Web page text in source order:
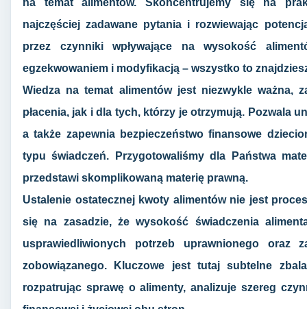
najczęściej zadawane pytania i rozwiewając
przez czynniki wpływające na wysokość
egzekwowaniem i modyfikacją – wszystko to
Wiedza na temat alimentów jest niezwykle ważna,
płacenia, jak i dla tych, którzy je otrzymują. Pozwala
a także zapewnia bezpieczeństwo finansowe
typu świadczeń. Przygotowaliśmy dla Państwa
przedstawi skomplikowaną materię prawną.
Ustalenie ostatecznej kwoty alimentów nie jest
się na zasadzie, że wysokość świadczenia
usprawiedliwionych potrzeb uprawnionego oraz
zobowiązanego. Kluczowe jest tutaj subtelne
rozpatrując sprawę o alimenty, analizuje szereg